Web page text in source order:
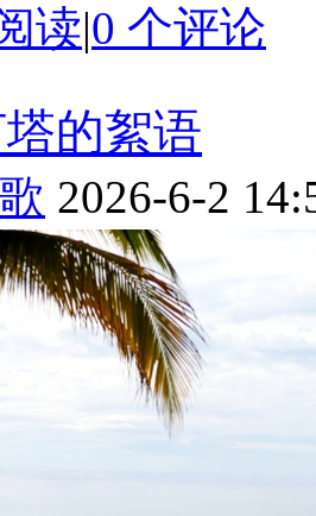
读|0 个评论
的絮语
2026-6-2